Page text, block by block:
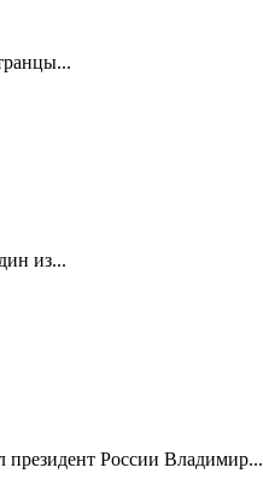
из...
президент России Владимир...